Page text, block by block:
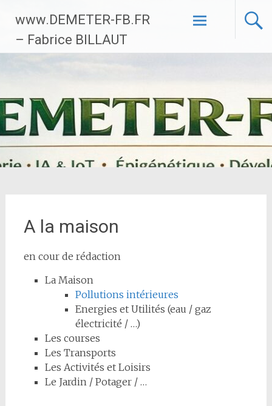
contenu
principal
www.DEMETER-FB.FR
– Fabrice BILLAUT
A la maison
en cour de rédaction
La Maison
Pollutions intérieures
Energies et Utilités (eau / gaz
électricité / …)
Les courses
Les Transports
Les Activités et Loisirs
Le Jardin / Potager / …